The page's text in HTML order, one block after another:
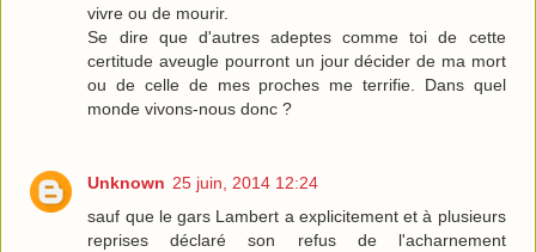
vivre ou de mourir.
Se dire que d'autres adeptes comme toi de cette
certitude aveugle pourront un jour décider de ma mort
ou de celle de mes proches me terrifie. Dans quel
monde vivons-nous donc ?
Unknown 25 juin, 2014 12:24
sauf que le gars Lambert a explicitement et à plusieurs
reprises déclaré son refus de l'acharnement